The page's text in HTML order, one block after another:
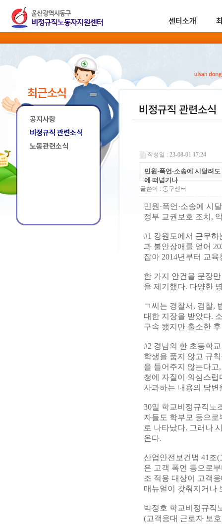
센터소개
최근소식
공지사항
비정규직 관련소식
노동관련소식
비정규직 관련소식
작성일 : 23-08-01 17:24
민원·폭언·소송에 시달려
에 떠넘기나
글쓴이 : 동구센터
민원·폭언·소송에 시
정부 교권보호 조치,
#1 강원도에서 근무하
과 불안장애를 얻어
잡아 2014년부터 교
한 가지 안건을 문장
을 제기했다. 다양한
ㄱ씨는 경찰서, 검찰,
대한 지장을 받았다.
구속 됐지만 출소한
#2 경남의 한 초등학
학생을 품지 않고 규
을 들어주지 않는다
청에 자질이 의심스
사과하는 내용의 답
30일 학교비정규직노
자들도 학부모 등으
로 나타났다. 그러나
온다.
산업안전보건법 41조
은 고객 폭언 등으로
조 적용 대상이 고객
매뉴얼이 갖춰지거나
박정호 학교비정규직
(고객응대 근로자 보